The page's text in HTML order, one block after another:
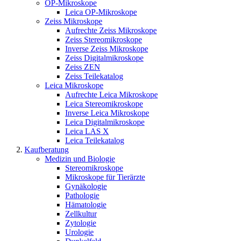
OP-Mikroskope
Leica OP-Mikroskope
Zeiss Mikroskope
Aufrechte Zeiss Mikroskope
Zeiss Stereomikroskope
Inverse Zeiss Mikroskope
Zeiss Digitalmikroskope
Zeiss ZEN
Zeiss Teilekatalog
Leica Mikroskope
Aufrechte Leica Mikroskope
Leica Stereomikroskope
Inverse Leica Mikroskope
Leica Digitalmikroskope
Leica LAS X
Leica Teilekatalog
Kaufberatung
Medizin und Biologie
Stereomikroskope
Mikroskope für Tierärzte
Gynäkologie
Pathologie
Hämatologie
Zellkultur
Zytologie
Urologie